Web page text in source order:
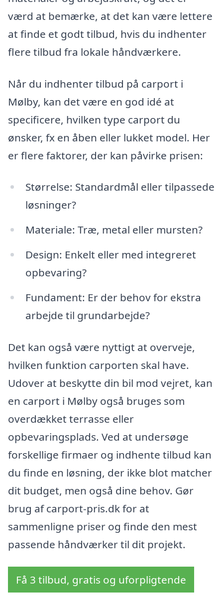
værd at bemærke, at det kan være lettere
at finde et godt tilbud, hvis du indhenter
flere tilbud fra lokale håndværkere.
Når du indhenter tilbud på carport i
Mølby, kan det være en god idé at
specificere, hvilken type carport du
ønsker, fx en åben eller lukket model. Her
er flere faktorer, der kan påvirke prisen:
Størrelse: Standardmål eller tilpassede
løsninger?
Materiale: Træ, metal eller mursten?
Design: Enkelt eller med integreret
opbevaring?
Fundament: Er der behov for ekstra
arbejde til grundarbejde?
Det kan også være nyttigt at overveje,
hvilken funktion carporten skal have.
Udover at beskytte din bil mod vejret, kan
en carport i Mølby også bruges som
overdækket terrasse eller
opbevaringsplads. Ved at undersøge
forskellige firmaer og indhente tilbud kan
du finde en løsning, der ikke blot matcher
dit budget, men også dine behov. Gør
brug af carport-pris.dk for at
sammenligne priser og finde den mest
passende håndværker til dit projekt.
Få 3 tilbud, gratis og uforpligtende